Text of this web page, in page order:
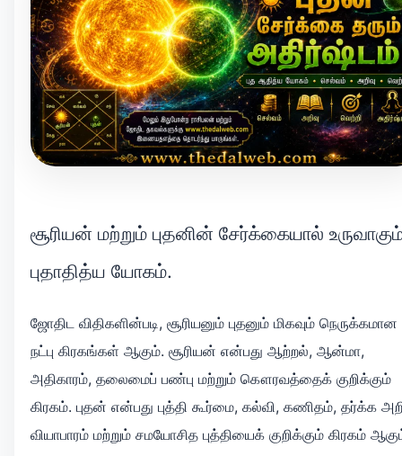
சூரியன் மற்றும் புதனின் சேர்க்கையால்
புதாதித்ய யோகம்.
ஜோதிட விதிகளின்படி, சூரியனும் புதனும் மிகவும் நெருக்கமான
நட்பு கிரகங்கள் ஆகும். சூரியன் என்பது ஆற்றல், ஆன்மா,
அதிகாரம், தலைமைப் பண்பு மற்றும் கௌரவத்தைக் குறிக்கும்
கிரகம். புதன் என்பது புத்தி கூர்மை, கல்வி, கணிதம், தர்க்க
வியாபாரம் மற்றும் சமயோசித புத்தியைக் குறிக்கும் கிரகம்